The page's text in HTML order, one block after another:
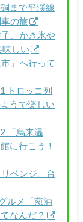
まで平渓線
の旅
、かき氷や
しい
」へ行って
トロッコ列
うで楽しい
「烏来温
に行こう！
ベンジ。台
ルメ「葱油
なんだ？